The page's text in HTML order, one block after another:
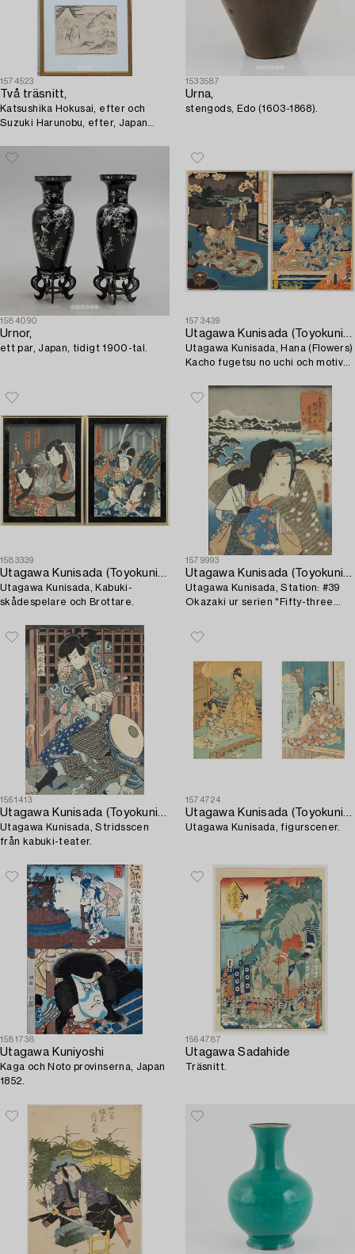
1574523
Två träsnitt,
Katsushika Hokusai, efter och
Suzuki Harunobu, efter, Japan
1533587
Urna,
stengods, Edo (1603-1868).
1584090
Urnor,
ett par, Japan, tidigt 1900-tal.
1573439
Utagawa Kunisada (Toyokuni III)
Utagawa Kunisada, Hana (Flowers)
Kacho fugetsu no uchi och motiv
1583339
Utagawa Kunisada (Toyokuni III)
Utagawa Kunisada, Kabuki-
skådespelare och Brottare.
1579993
Utagawa Kunisada (Toyokuni III)
Utagawa Kunisada, Station: #39
Okazaki ur serien "Fifty-three
1561413
Utagawa Kunisada (Toyokuni III)
Utagawa Kunisada, Stridsscen
från kabuki-teater.
1574724
Utagawa Kunisada (Toyokuni III)
Utagawa Kunisada, figurscener.
1581738
Utagawa Kuniyoshi
Kaga och Noto provinserna, Japan
1852.
1564787
Utagawa Sadahide
Träsnitt.